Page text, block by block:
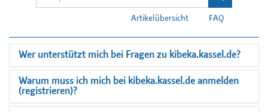
FAQ
Artikelübersicht
Wer unterstützt mich bei Fragen zu kibeka.kassel.de?
Warum muss ich mich bei kibeka.kassel.de anmelden
(registrieren)?